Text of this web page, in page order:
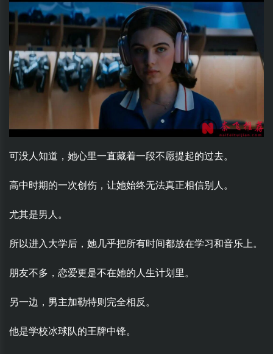
可没人知道，她心里一直藏着一段不愿提起的过去。
高中时期的一次创伤，让她始终无法真正相信别人。
尤其是男人。
所以进入大学后，她几乎把所有时间都放在学习和音乐上。
朋友不多，恋爱更是不在她的人生计划里。
另一边，男主加勒特则完全相反。
他是学校冰球队的王牌中锋。